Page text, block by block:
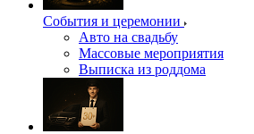
События и церемонии
Авто на свадьбу
Массовые мероприятия
Выписка из роддома